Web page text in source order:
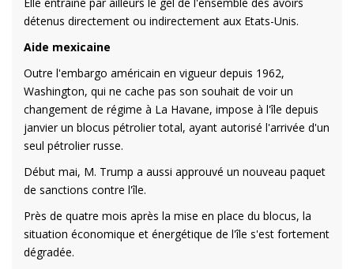
détenus directement ou indirectement aux Etats-Unis.
Aide mexicaine
Outre l'embargo américain en vigueur depuis 1962,
Washington, qui ne cache pas son souhait de voir un
changement de régime à La Havane, impose à l'île depuis
janvier un blocus pétrolier total, ayant autorisé l'arrivée d'un
seul pétrolier russe.
Début mai, M. Trump a aussi approuvé un nouveau paquet
de sanctions contre l'île.
Près de quatre mois après la mise en place du blocus, la
situation économique et énergétique de l'île s'est fortement
dégradée.